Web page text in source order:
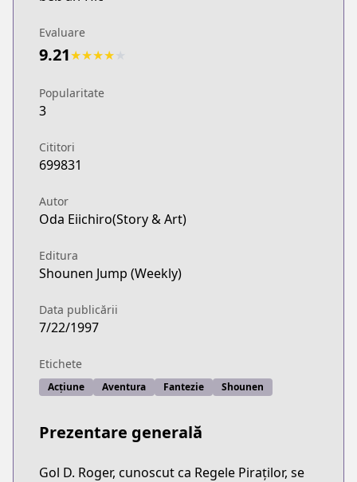
Evaluare
9.21★★★★
Popularitate
3
Cititori
699831
Autor
Oda Eiichiro(Story & Art)
Editura
Shounen Jump (Weekly)
Data publicării
7/22/1997
Etichete
Acțiune Aventura Fantezie Shounen
Prezentare generală
Gol D. Roger, cunoscut ca Regele Piraților, se